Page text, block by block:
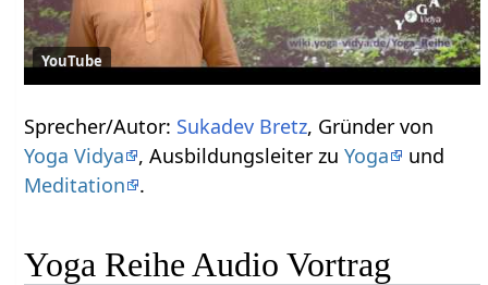
YouTube
Sprecher/Autor: Sukadev Bretz, Gründer von
Yoga Vidya
, Ausbildungsleiter zuYoga
und
Meditation
.
Yoga Reihe Audio Vortrag